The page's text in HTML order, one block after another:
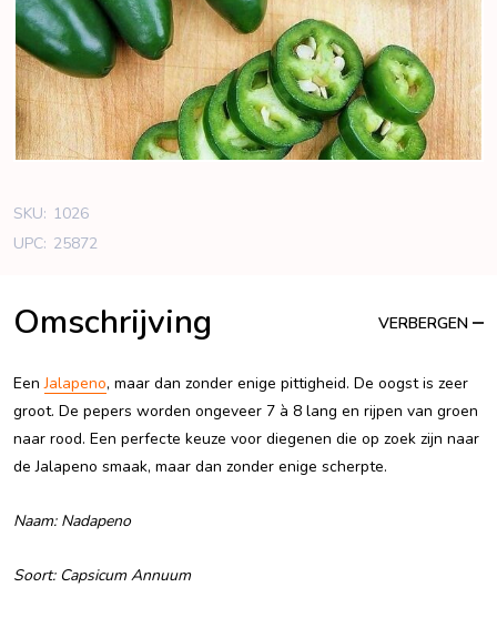
SKU: 1026
UPC: 25872
Omschrijving VERBERGEN
EenJalapeno, maar dan zonder enige pittigheid. De oogst is zeer
groot. De pepers worden ongeveer 7 à 8 lang en rijpen van groen
naar rood. Een perfecte keuze voor diegenen die op zoek zijn naar
de Jalapeno smaak, maar dan zonder enige scherpte.
Naam: Nadapeno
Soort: Capsicum Annuum